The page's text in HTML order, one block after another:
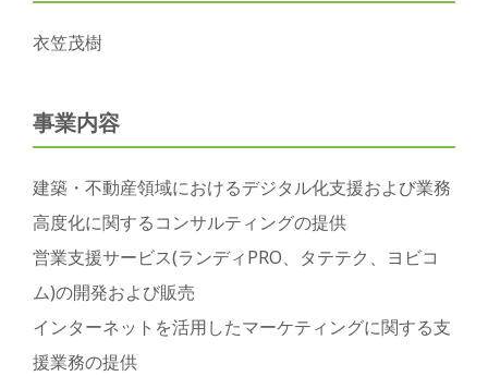
衣笠茂樹
事業内容
建築・不動産領域におけるデジタル化支援および業務
高度化に関するコンサルティングの提供
営業支援サービス(ランディPRO、タテテク、ヨビコ
ム)の開発および販売
インターネットを活用したマーケティングに関する支
援業務の提供